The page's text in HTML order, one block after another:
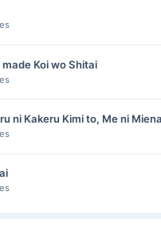
made Koi wo Shitai
ni Kakeru Kimi to, Me ni